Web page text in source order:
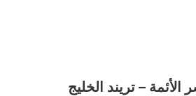
– تريند الخليج